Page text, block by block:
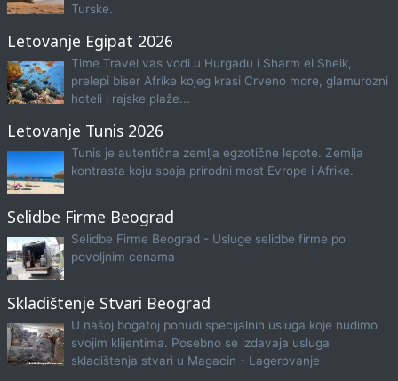
Turske.
Letovanje Egipat 2026
Time Travel vas vodi u Hurgadu i Sharm el Sheik,
prelepi biser Afrike kojeg krasi Crveno more, glamurozni
hoteli i rajske plaže...
Letovanje Tunis 2026
Tunis je autentična zemlja egzotične lepote. Zemlja
kontrasta koju spaja prirodni most Evrope i Afrike.
Selidbe Firme Beograd
Selidbe Firme Beograd - Usluge selidbe firme po
povoljnim cenama
Skladištenje Stvari Beograd
U našoj bogatoj ponudi specijalnih usluga koje nudimo
svojim klijentima. Posebno se izdavaja usluga
skladištenja stvari u Magacin - Lagerovanje